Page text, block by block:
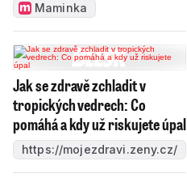
Maminka
Jak se zdravě zchladit v
tropických vedrech: Co
pomáhá a kdy už riskujete úpal
https://mojezdravi.zeny.cz/